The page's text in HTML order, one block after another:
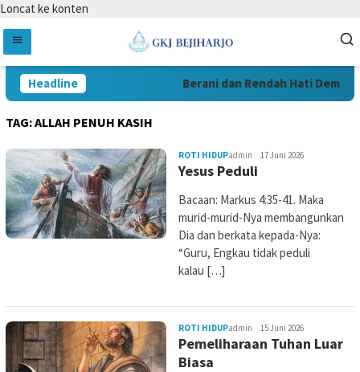
Loncat ke konten
Headline Berani dan Rendah Hati Demi
TAG:ALLAH PENUH KASIH
ROTI HIDUPadmin 17 Juni 2026
Yesus Peduli
Bacaan: Markus 4:35-41. Maka
murid-murid-Nya membangunkan
Dia dan berkata kepada-Nya:
“Guru, Engkau tidak peduli
kalau […]
ROTI HIDUPadmin 15 Juni 2026
Pemeliharaan Tuhan Luar
Biasa